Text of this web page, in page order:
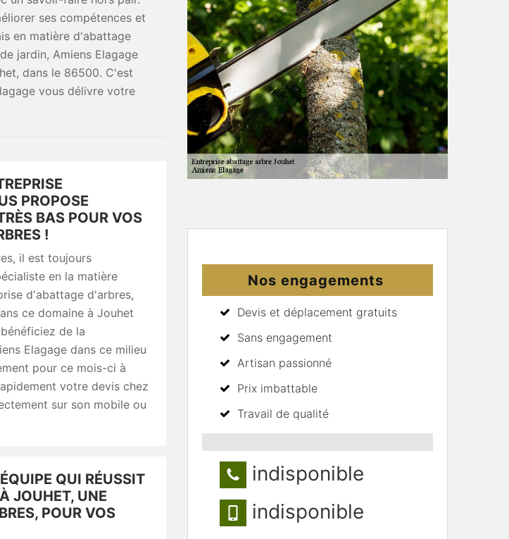
ses compétences et
en matière d'abattage
jardin, Amiens Elagage
dans le 86500. C'est
vous délivre votre
PROPOSE
BAS POUR VOS
!
il est toujours
en la matière
d'abattage d'arbres,
ce domaine à Jouhet
de la
Elagage dans ce milieu
pour ce mois-ci à
votre devis chez
sur son mobile ou
QUI RÉUSSIT
JOUHET, UNE
POUR VOS
Nos engagements
Devis et déplacement gratuits
Sans engagement
Artisan passionné
Prix imbattable
Travail de qualité
indisponible
indisponible